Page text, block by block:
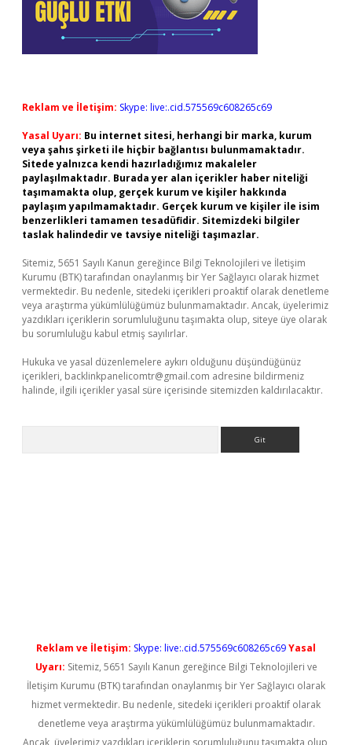
Reklam ve İletişim: Skype: live:.cid.575569c608265c69
Yasal Uyarı: Bu internet sitesi, herhangi bir marka, kurum
veya şahıs şirketi ile hiçbir bağlantısı bulunmamaktadır.
Sitede yalnızca kendi hazırladığımız makaleler
paylaşılmaktadır. Burada yer alan içerikler haber niteliği
taşımamakta olup, gerçek kurum ve kişiler hakkında
paylaşım yapılmamaktadır. Gerçek kurum ve kişiler ile isim
benzerlikleri tamamen tesadüfidir. Sitemizdeki bilgiler
taslak halindedir ve tavsiye niteliği taşımazlar.
Sitemiz, 5651 Sayılı Kanun gereğince Bilgi Teknolojileri ve İletişim
Kurumu (BTK) tarafından onaylanmış bir Yer Sağlayıcı olarak hizmet
vermektedir. Bu nedenle, sitedeki içerikleri proaktif olarak denetleme
veya araştırma yükümlülüğümüz bulunmamaktadır. Ancak, üyelerimiz
yazdıkları içeriklerin sorumluluğunu taşımakta olup, siteye üye olarak
bu sorumluluğu kabul etmiş sayılırlar.
Hukuka ve yasal düzenlemelere aykırı olduğunu düşündüğünüz
içerikleri, backlinkpanelicomtr@gmail.com adresine bildirmeniz
halinde, ilgili içerikler yasal süre içerisinde sitemizden kaldırılacaktır.
Reklam ve İletişim: Skype: live:.cid.575569c608265c69Yasal
Uyarı: Sitemiz, 5651 Sayılı Kanun gereğince Bilgi Teknolojileri ve
İletişim Kurumu (BTK) tarafından onaylanmış bir Yer Sağlayıcı olarak
hizmet vermektedir. Bu nedenle, sitedeki içerikleri proaktif olarak
denetleme veya araştırma yükümlülüğümüz bulunmamaktadır.
Ancak, üyelerimiz yazdıkları içeriklerin sorumluluğunu taşımakta olup,